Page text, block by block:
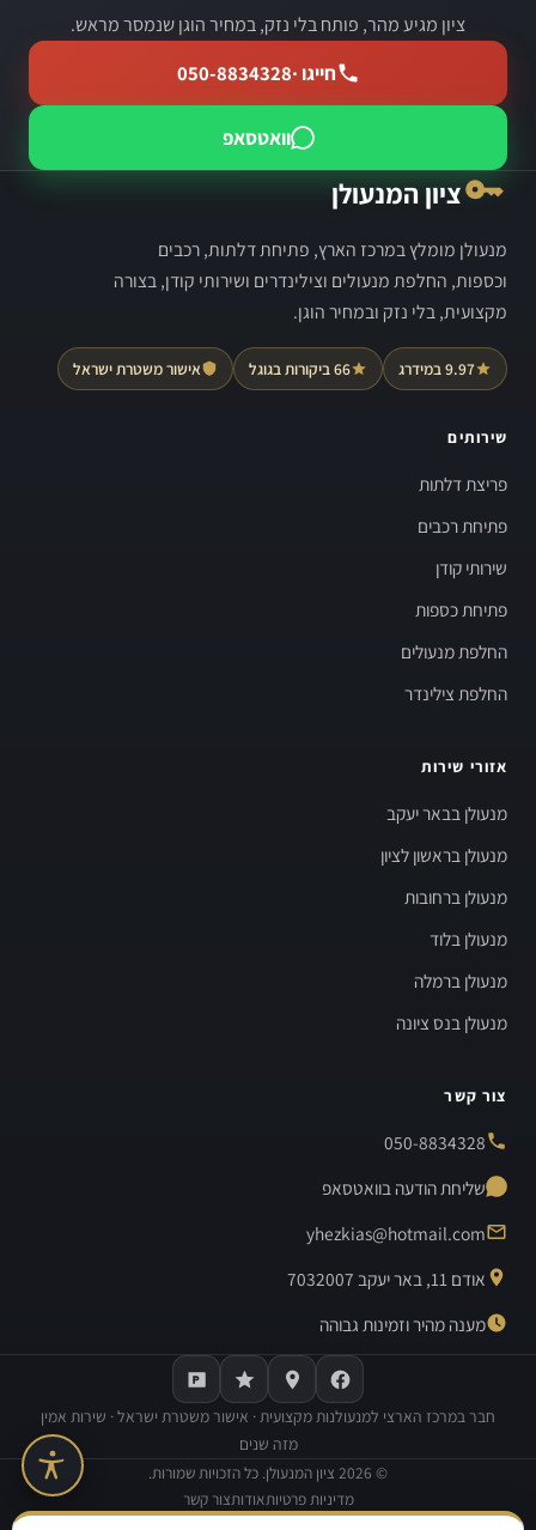
ציון מגיע מהר, פותח בלי נזק, במחיר הוגן שנמסר מראש.
חייגו ·050-8834328
וואטסאפ
ציון המנעולן
מנעולן מומלץ במרכז הארץ, פתיחת דלתות, רכבים
וכספות, החלפת מנעולים וצילינדרים ושירותי קודן, בצורה
מקצועית, בלי נזק ובמחיר הוגן.
9.97 במידרג 66 ביקורות בגוגל אישור משטרת ישראל
שירותים
פריצת דלתות
פתיחת רכבים
שירותי קודן
פתיחת כספות
החלפת מנעולים
החלפת צילינדר
אזורי שירות
מנעולן בבאר יעקב
מנעולן בראשון לציון
מנעולן ברחובות
מנעולן בלוד
מנעולן ברמלה
מנעולן בנס ציונה
צור קשר
050-8834328
שליחת הודעה בוואטסאפ
yhezkias@hotmail.com
אודם 11, באר יעקב 7032007
מענה מהיר וזמינות גבוהה
חבר במרכז הארצי למנעולנות מקצועית · אישור משטרת ישראל · שירות אמין
מזה שנים
©
2026 ציון המנעולן. כל הזכויות שמורות.
מדיניות פרטיותאודותצור קשר